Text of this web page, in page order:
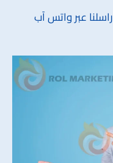
راسلنا عبر واتس آب